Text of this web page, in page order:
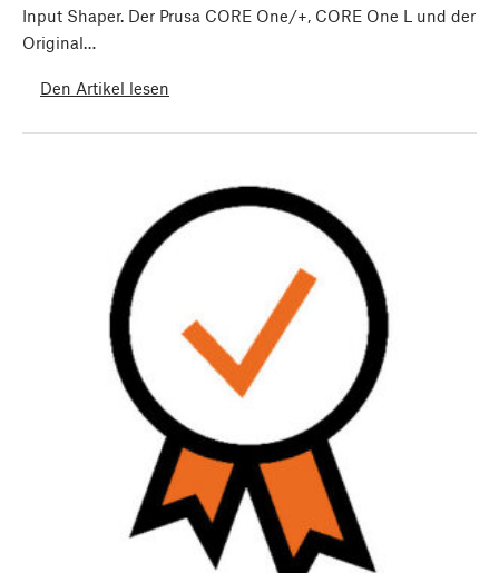
Input Shaper. Der Prusa CORE One/+, CORE One L und der
Original…
Den Artikel lesen